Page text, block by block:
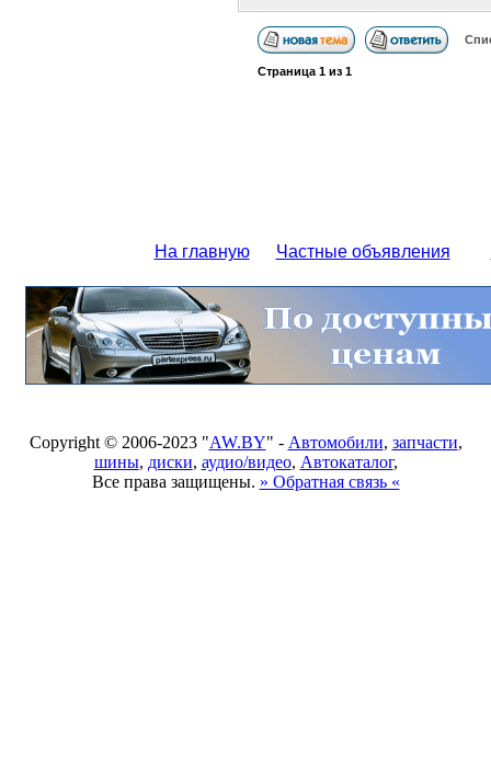
Страница 1из 1
На главную Частные объявления
Copyright © 2006-2023 "AW.BY" - Автомобили, запчасти,
шины, диски, аудио/видео, Автокаталог,
Все права защищены. » Обратная связь «